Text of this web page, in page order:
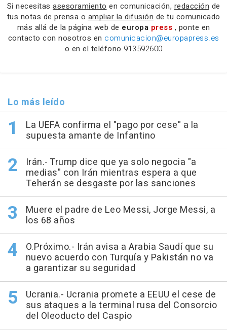
Si necesitas asesoramiento en comunicación, redacción de
tus notas de prensa o ampliar la difusión de tu comunicado
más allá de la página web de europa press , ponte en
contacto con nosotros en comunicacion@europapress.es
o en el teléfono 913592600
Lo más leído
La UEFA confirma el "pago por cese" a la
supuesta amante de Infantino
Irán.- Trump dice que ya solo negocia "a
medias" con Irán mientras espera a que
Teherán se desgaste por las sanciones
Muere el padre de Leo Messi, Jorge Messi, a
los 68 años
O.Próximo.- Irán avisa a Arabia Saudí que su
nuevo acuerdo con Turquía y Pakistán no va
a garantizar su seguridad
Ucrania.- Ucrania promete a EEUU el cese de
sus ataques a la terminal rusa del Consorcio
del Oleoducto del Caspio